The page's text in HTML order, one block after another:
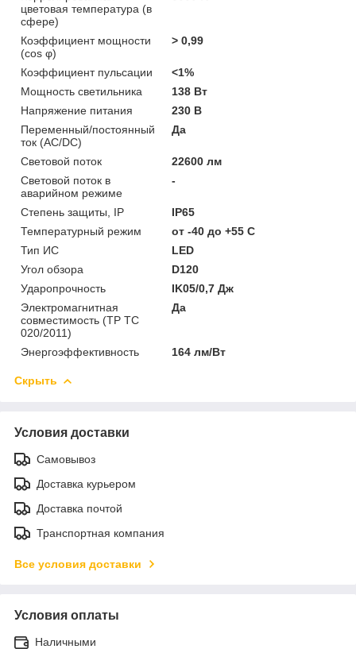
цветовая температура (в
сфере)
Коэффициент мощности
(cos φ)
> 0,99
Коэффициент пульсации
<1%
Мощность светильника
138 Вт
Напряжение питания
230 В
Переменный/постоянный
ток (AC/DC)
Да
Световой поток
22600 лм
Световой поток в
аварийном режиме
-
Степень защиты, IP
IP65
Температурный режим
от -40 до +55 C
Тип ИС
LED
Угол обзора
D120
Ударопрочность
IK05/0,7 Дж
Электромагнитная
совместимость (ТР ТС
020/2011)
Да
Энергоэффективность 164 лм/Вт
Скрыть
Условия доставки
Самовывоз
Доставка курьером
Доставка почтой
Транспортная компания
Все условия доставки
Условия оплаты
Наличными